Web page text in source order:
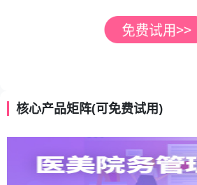
核心产品矩阵(可免费试用)